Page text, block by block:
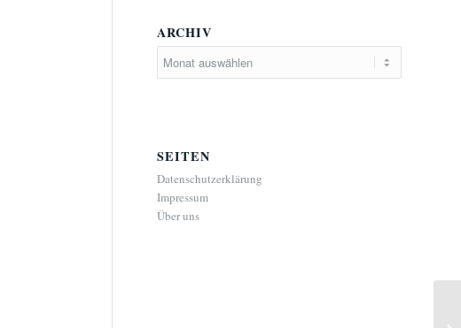
ARCHIV
SEITEN
Datenschutzerklärung
Impressum
Über uns